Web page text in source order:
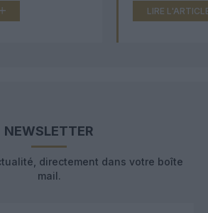
LIRE
NEWSLETTER
directement dans votre boîte
mail.